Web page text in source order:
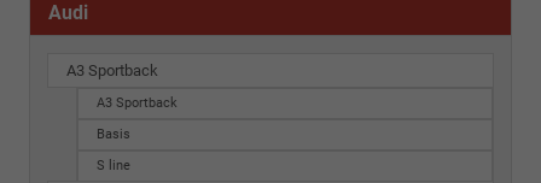
Audi
A3 Sportback
A3 Sportback
Basis
S line